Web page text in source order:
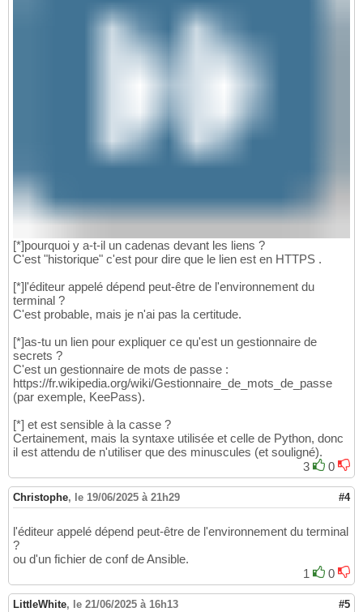
[*]pourquoi y a-t-il un cadenas devant les liens ?
C'est "historique" c'est pour dire que le lien est en HTTPS .
[*]l'éditeur appelé dépend peut-être de l'environnement du
terminal ?
C'est probable, mais je n'ai pas la certitude.
[*]as-tu un lien pour expliquer ce qu'est un gestionnaire de
secrets ?
C'est un gestionnaire de mots de passe :
https://fr.wikipedia.org/wiki/Gestionnaire_de_mots_de_passe
(par exemple, KeePass).
[*] et est sensible à la casse ?
Certainement, mais la syntaxe utilisée et celle de Python, donc
il est attendu de n'utiliser que des minuscules (et souligné).
3
0
Christophe, le 19/06/2025 à 21h29 #4
l'éditeur appelé dépend peut-être de l'environnement du terminal
?
ou d'un fichier de conf de Ansible.
1
0
LittleWhite, le 21/06/2025 à 16h13 #5